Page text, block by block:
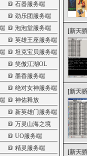
石器服务端
劲乐团服务端
泡泡堂服务端
英雄王座服务端
坦克宝贝服务端
笑傲江湖OL
墨香服务端
绝对女神服务端
神佑释放
新英雄门服务端
万灵山海之境
UO服务端
精灵服务端
[新天
[新天
[新天